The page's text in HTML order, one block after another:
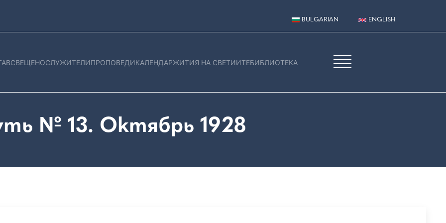
BULGARIAN ENGLISH
СВЕЩЕНОСЛУЖИТЕЛИПРОПОВЕДИКАЛЕНДАРЖИТИЯ НА СВЕТИИТЕБИБЛИОТЕКА
№ 13. Октябрь 1928